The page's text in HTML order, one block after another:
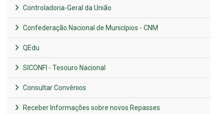
Controladoria-Geral da União
Confederação Nacional de Municípios - CNM
QEdu
SICONFI - Tesouro Nacional
Consultar Convênios
Receber Informações sobre novos Repasses